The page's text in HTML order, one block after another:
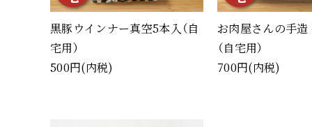
黒豚ウインナー真空5本入（自
宅用）
500円(内税)
お肉屋さんの手
（自宅用）
700円(内税)